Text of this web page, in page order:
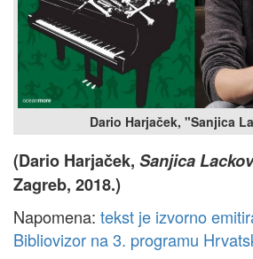
Dario Harjaček, "Sanjica
(Dario Harjaček, Sanjica
Zagreb, 2018.)
Napomena: tekst je izvorno
Bibliovizor na 3. programu